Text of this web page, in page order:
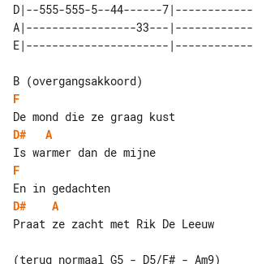
D|--555-555-5--44------7|------------
A|-----------------33---|------------
F
D#
A
F
D#
A
Praat ze zacht met Rik De Leeuw
(terug normaal G5 - D5/F# - Am9)